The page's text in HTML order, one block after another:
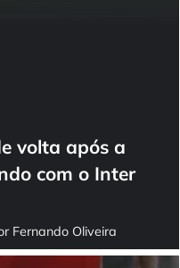
volta após a
com o Inter
Fernando Oliveira